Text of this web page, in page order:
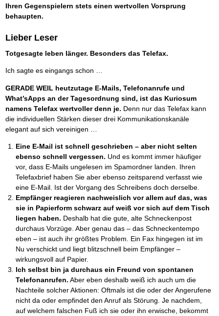
Ihren Gegenspielern stets einen wertvollen Vorsprung
behaupten.
Lieber Leser
Totgesagte leben länger. Besonders das Telefax.
Ich sagte es eingangs schon …
GERADE WEIL heutzutage E-Mails, Telefonanrufe und
What’sApps an der Tagesordnung sind, ist das Kuriosum
namens Telefax wertvoller denn je. Denn nur das Telefax kann
die individuellen Stärken dieser drei Kommunikationskanäle
elegant auf sich vereinigen …
Eine E-Mail ist schnell geschrieben – aber nicht selten
ebenso schnell vergessen. Und es kommt immer häufiger
vor, dass E-Mails ungelesen im Spamordner landen. Ihren
Telefaxbrief haben Sie aber ebenso zeitsparend verfasst wie
eine E-Mail. Ist der Vorgang des Schreibens doch derselbe.
Empfänger reagieren nachweislich vor allem auf das, was
sie in Papierform schwarz auf weiß vor sich auf dem Tisch
liegen haben. Deshalb hat die gute, alte Schneckenpost
durchaus Vorzüge. Aber genau das – das Schneckentempo
eben – ist auch ihr größtes Problem. Ein Fax hingegen ist im
Nu verschickt und liegt blitzschnell beim Empfänger –
wirkungsvoll auf Papier.
Ich selbst bin ja durchaus ein Freund von spontanen
Telefonanrufen. Aber eben deshalb weiß ich auch um die
Nachteile solcher Aktionen: Oftmals ist die oder der Angerufene
nicht da oder empfindet den Anruf als Störung. Je nachdem,
auf welchem falschen Fuß ich sie oder ihn erwische, bekommt